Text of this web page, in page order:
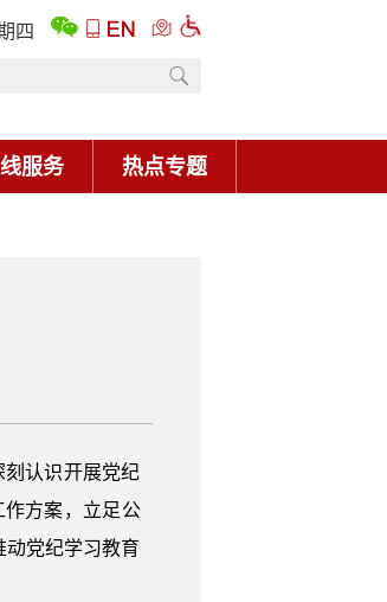
四
服务 热点专题
认识开展党纪
方案，立足公
动党纪学习教育